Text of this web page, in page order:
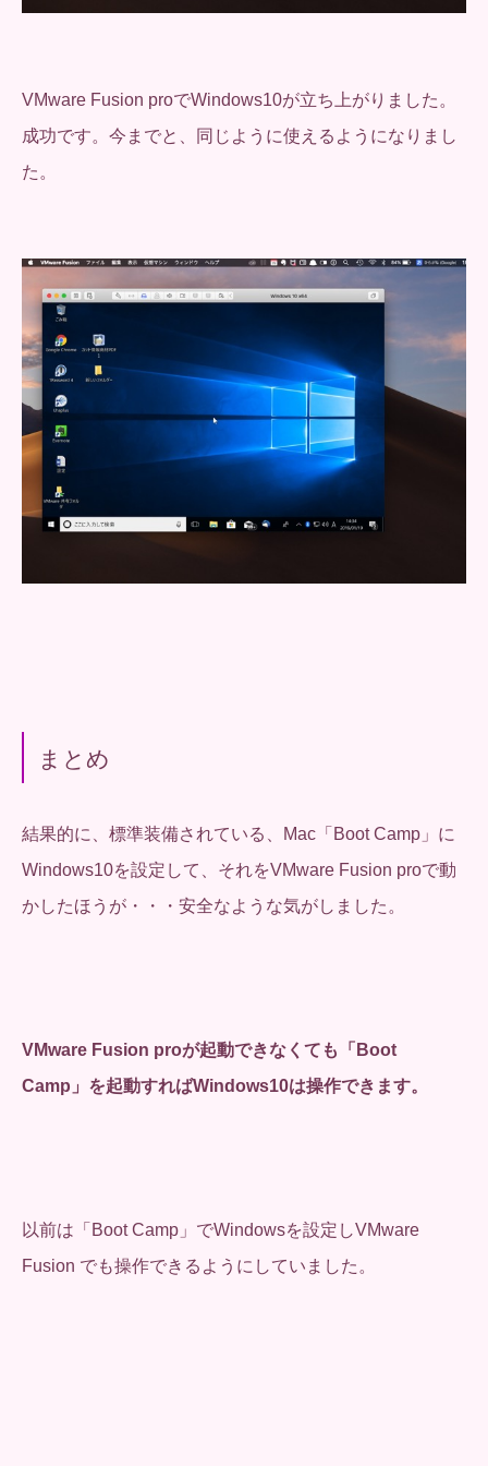
VMware Fusion proでWindows10が立ち上がりました。
成功です。今までと、同じように使えるようになりまし
た。
まとめ
結果的に、標準装備されている、Mac「Boot Camp」に
Windows10を設定して、それをVMware Fusion proで動
かしたほうが・・・安全なような気がしました。
VMware Fusion proが起動できなくても「Boot
Camp」を起動すればWindows10は操作できます。
以前は「Boot Camp」でWindowsを設定しVMware
Fusion でも操作できるようにしていました。